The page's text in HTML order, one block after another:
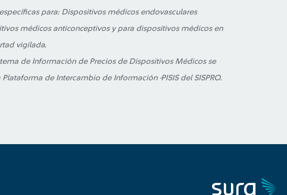
para: Dispositivos médicos endovasculares
médicos anticonceptivos y para dispositivos médicos en
vigilada.
de Información de Precios de Dispositivos Médicos se
de Intercambio de Información -PISIS del SISPRO.